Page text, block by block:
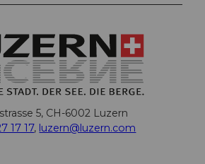
5, CH-6002 Luzern
17 17, luzern@luzern.com